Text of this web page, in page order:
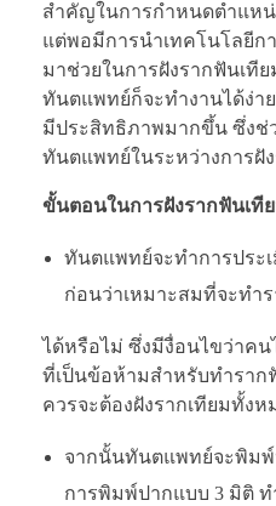
สำคัญในการกำหนดตำแหน่
แต่พอมีการนำเทคโนโลยีก
มาช่วยในการฝังรากฟันเที
ทันตแพทย์ก็จะทำงานได้ง่า
มีประสิทธิภาพมากขึ้น ซึ่งช่
ทันตแพทย์ในระหว่างการฝั
ขั้นตอนในการฝังรากฟันเที
ทันตแพทย์จะทำการประ
ก่อนว่าเหมาะสมที่จะทำ
ได้หรือไม่ ซึ่งมีงื่อนไขว่าค
ที่เป็นข้อห้ามสำหรับทำราก
ควรจะต้องฝังรากเทียมทั้ง
จากนั้นทันตแพทย์จะพิมพ์
การพิมพ์ปากแบบ 3 มิติ